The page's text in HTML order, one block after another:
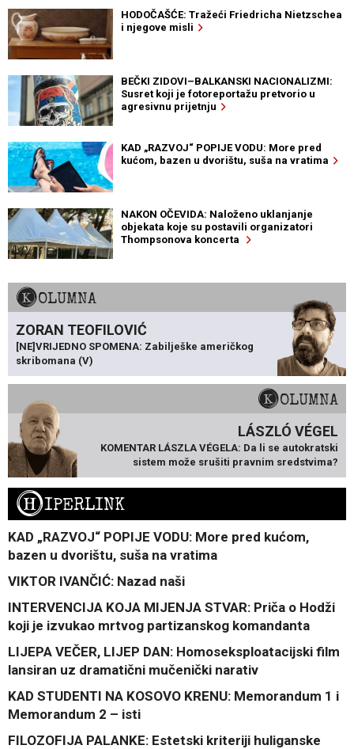
HODOČAŠĆE: Tražeći Friedricha Nietzschea
i njegove misli
BEČKI ZIDOVI–BALKANSKI NACIONALIZMI:
Susret koji je fotoreportažu pretvorio u
agresivnu prijetnju
KAD „RAZVOJ“ POPIJE VODU: More pred
kućom, bazen u dvorištu, suša na vratima
NAKON OČEVIDA: Naloženo uklanjanje
objekata koje su postavili organizatori
Thompsonova koncerta
KOLUMNA
ZORAN TEOFILOVIĆ
[NE]VRIJEDNO SPOMENA: Zabilješke američkog
skribomana (V)
KOLUMNA
LÁSZLÓ VÉGEL
KOMENTAR LÁSZLA VÉGELA: Da li se autokratski
sistem može srušiti pravnim sredstvima?
HIPERLINK
KAD „RAZVOJ“ POPIJE VODU: More pred kućom,
bazen u dvorištu, suša na vratima
VIKTOR IVANČIĆ: Nazad naši
INTERVENCIJA KOJA MIJENJA STVAR: Priča o Hodži
koji je izvukao mrtvog partizanskog komandanta
LIJEPA VEČER, LIJEP DAN: Homoseksploatacijski film
lansiran uz dramatični mučenički narativ
KAD STUDENTI NA KOSOVO KRENU: Memorandum 1 i
Memorandum 2 – isti
FILOZOFIJA PALANKE: Estetski kriteriji huliganske